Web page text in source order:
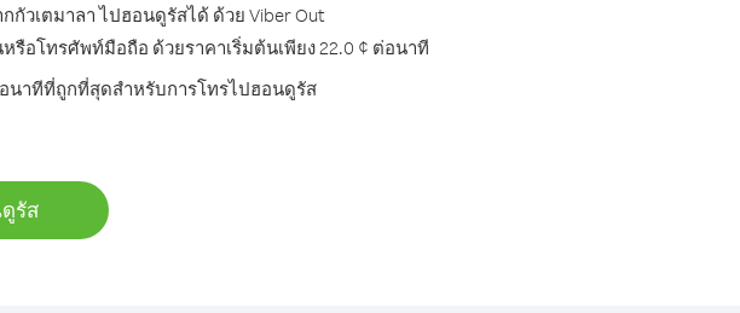
เตมาลา ไปฮอนดูรัสได้ ด้วย Viber Out
อโทรศัพท์มือถือ ด้วยราคาเริ่มต้นเพียง 22.0 ¢ ต่อนาที
นาทีที่ถูกที่สุดสำหรับการโทรไปฮอนดูรัส
รัส